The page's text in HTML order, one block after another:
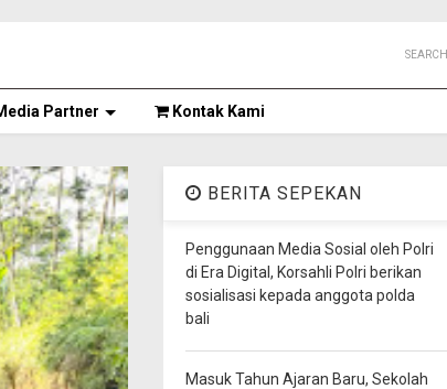
SEARCH
Partner Kontak Kami
BERITA SEPEKAN
Penggunaan Media Sosial oleh Polri
di Era Digital, Korsahli Polri berikan
sosialisasi kepada anggota polda
bali
Masuk Tahun Ajaran Baru, Sekolah